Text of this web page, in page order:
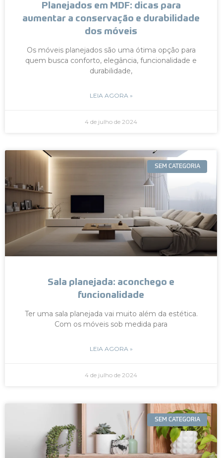
Planejados em MDF: dicas para
aumentar a conservação e durabilidade
dos móveis
Os móveis planejados são uma ótima opção para
quem busca conforto, elegância, funcionalidade e
durabilidade,
LEIA AGORA »
4 de julho de 2024
SEM CATEGORIA
Sala planejada: aconchego e
funcionalidade
Ter uma sala planejada vai muito além da estética.
Com os móveis sob medida para
LEIA AGORA »
4 de julho de 2024
SEM CATEGORIA